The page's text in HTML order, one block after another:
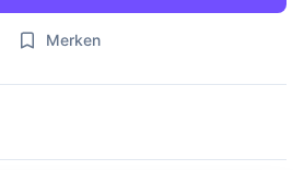
Merken